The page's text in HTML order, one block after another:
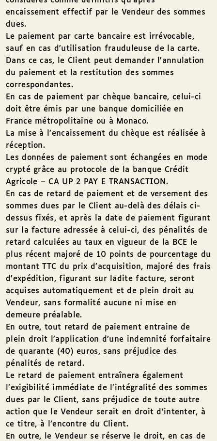
encaissement effectif par le Vendeur des sommes
dues.
Le paiement par carte bancaire est irrévocable,
sauf en cas d’utilisation frauduleuse de la carte.
Dans ce cas, le Client peut demander l’annulation
du paiement et la restitution des sommes
correspondantes.
En cas de paiement par chèque bancaire, celui-ci
doit être émis par une banque domiciliée en
France métropolitaine ou à Monaco.
La mise à l’encaissement du chèque est réalisée à
réception.
Les données de paiement sont échangées en mode
crypté grâce au protocole de la banque Crédit
Agricole – CA UP 2 PAY E TRANSACTION.
En cas de retard de paiement et de versement des
sommes dues par le Client au-delà des délais ci-
dessus fixés, et après la date de paiement figurant
sur la facture adressée à celui-ci, des pénalités de
retard calculées au taux en vigueur de la BCE le
plus récent majoré de 10 points de pourcentage du
montant TTC du prix d’acquisition, majoré des frais
d’expédition, figurant sur ladite facture, seront
acquises automatiquement et de plein droit au
Vendeur, sans formalité aucune ni mise en
demeure préalable.
En outre, tout retard de paiement entraine de
plein droit l’application d’une indemnité forfaitaire
de quarante (40) euros, sans préjudice des
pénalités de retard.
Le retard de paiement entraînera également
l’exigibilité immédiate de l’intégralité des sommes
dues par le Client, sans préjudice de toute autre
action que le Vendeur serait en droit d’intenter, à
ce titre, à l’encontre du Client.
En outre, le Vendeur se réserve le droit, en cas de